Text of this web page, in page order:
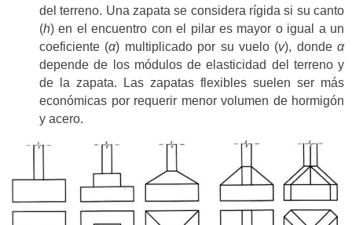
del terreno. Una zapata se considera rígida si su canto
(h) en el encuentro con el pilar es mayor o igual a un
coeficiente (α) multiplicado por su vuelo (v), donde α
depende de los módulos de elasticidad del terreno y
de la zapata. Las zapatas flexibles suelen ser más
económicas por requerir menor volumen de hormigón
y acero.